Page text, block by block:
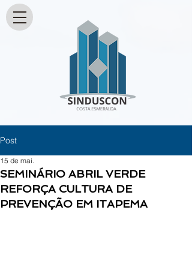
Post
SEMINÁRIO ABRIL VERDE
REFORÇA CULTURA DE
PREVENÇÃO EM ITAPEMA
15 de mai.